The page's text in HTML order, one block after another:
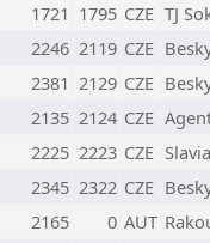
1721 1795 CZE TJ
2246 2119 CZE
2381 2129 CZE
2135 2124 CZE
2225 2223 CZE
2345 2322 CZE
2165 0 AUT